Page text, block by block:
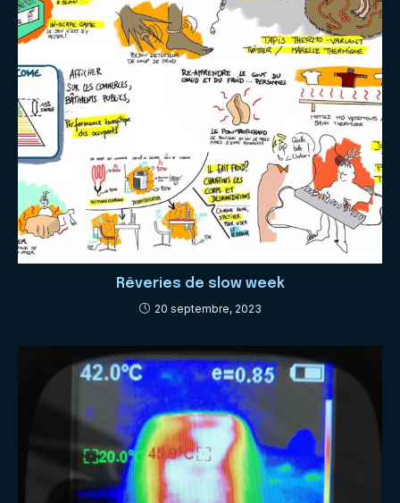
Rêveries de slow week
20 septembre, 2023